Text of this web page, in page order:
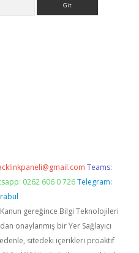
Teams:
0262 606 0 726 Telegram:
Kanun gereğince Bilgi Teknolojileri
onaylanmış bir Yer Sağlayıcı
sitedeki içerikleri proaktif